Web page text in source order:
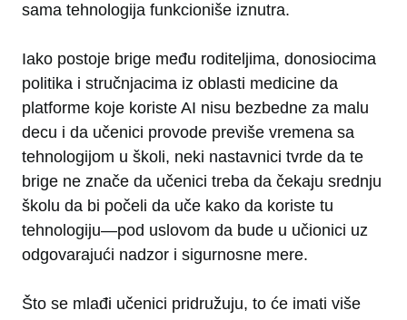
sama tehnologija funkcioniše iznutra.
Iako postoje brige među roditeljima, donosiocima
politika i stručnjacima iz oblasti medicine da
platforme koje koriste AI nisu bezbedne za malu
decu i da učenici provode previše vremena sa
tehnologijom u školi, neki nastavnici tvrde da te
brige ne znače da učenici treba da čekaju srednju
školu da bi počeli da uče kako da koriste tu
tehnologiju—pod uslovom da bude u učionici uz
odgovarajući nadzor i sigurnosne mere.
Što se mlađi učenici pridružuju, to će imati više